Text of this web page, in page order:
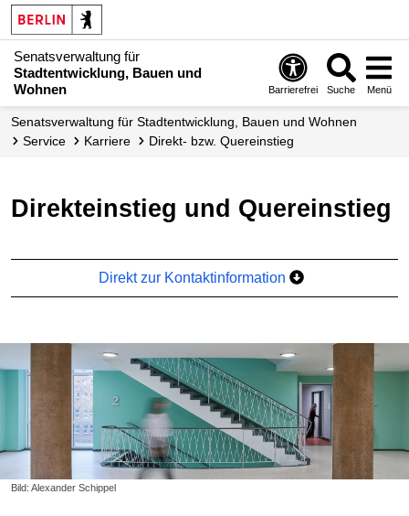
Senatsverwaltung für
Stadtentwicklung, Bauen und
Wohnen
Barrierefrei Suche Menü
Senats­verwaltung für Stadtentwicklung, Bauen und Wohnen
Service
Karriere Direkt- bzw. Quereinstieg
Direkteinstieg und Quereinstieg
Direkt zur Kontaktinformation
Bild: Alexander Schippel